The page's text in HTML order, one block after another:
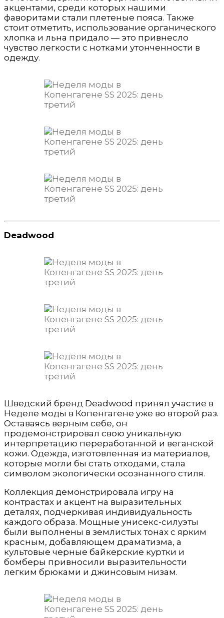
акцентами, среди которых нашими
фаворитами стали плетеные пояса. Также
стоит отметить, использование органического
хлопка и льна придало — это привнесло
чувство легкости с нотками утонченности в
одежду.
Deadwood
Шведский бренд Deadwood принял участие в
Неделе моды в Копенгагене уже во второй раз.
Оставаясь верным себе, он
продемонстрировал свою уникальную
интерпретацию переработанной и веганской
кожи. Одежда, изготовленная из материалов,
которые могли бы стать отходами, стала
символом экологически осознанного стиля.
Коллекция демонстрировала игру на
контрастах и акцент на выразительных
деталях, подчеркивая индивидуальность
каждого образа. Мощные унисекс-силуэты
были выполнены в землистых тонах с ярким
красным, добавляющем драматизма, а
культовые черные байкерские куртки и
бомберы привносили выразительности
легким брюками и джинсовым низам.